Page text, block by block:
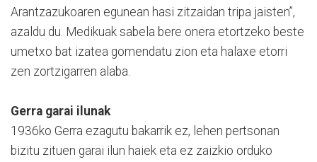
Arantzazukoaren egunean hasi zitzaidan tripa jaisten”,
azaldu du. Medikuak sabela bere onera etortzeko beste
umetxo bat izatea gomendatu zion eta halaxe etorri
zen zortzigarren alaba.
Gerra garai ilunak
1936ko Gerra ezagutu bakarrik ez, lehen pertsonan
bizitu zituen garai ilun haiek eta ez zaizkio orduko